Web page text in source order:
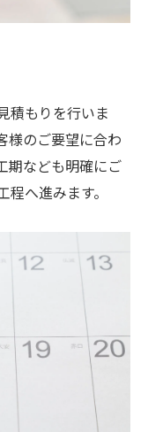
積もりを行いま
様のご要望に合わ
期なども明確にご
へ進みます。